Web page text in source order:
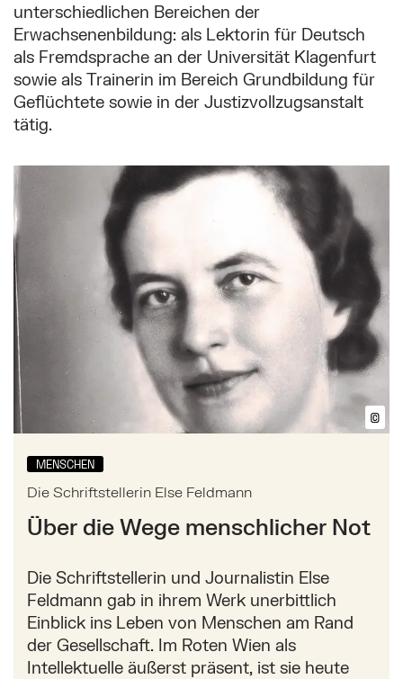
unterschiedlichen Bereichen der
Erwachsenenbildung: als Lektorin für Deutsch
als Fremdsprache an der Universität Klagenfurt
sowie als Trainerin im Bereich Grundbildung für
Geflüchtete sowie in der Justizvollzugsanstalt
tätig.
©
MENSCHEN
Die Schriftstellerin Else Feldmann
Über die Wege menschlicher Not
Die Schriftstellerin und Journalistin Else
Feldmann gab in ihrem Werk unerbittlich
Einblick ins Leben von Menschen am Rand
der Gesellschaft. Im Roten Wien als
Intellektuelle äußerst präsent, ist sie heute
Mehr zu: Die Schriftstellerin Else Feldmann